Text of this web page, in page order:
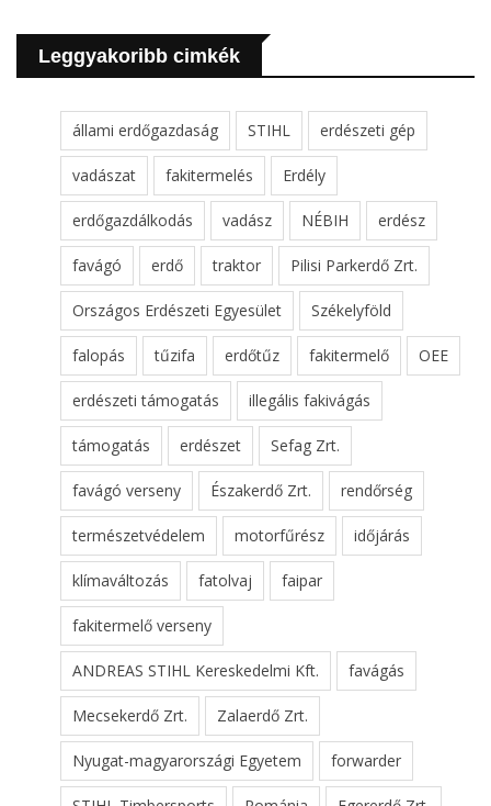
Leggyakoribb cimkék
állami erdőgazdaság STIHL erdészeti gép
vadászat fakitermelés Erdély
erdőgazdálkodás vadász NÉBIH erdész
favágó erdő traktor Pilisi Parkerdő Zrt.
Országos Erdészeti Egyesület Székelyföld
falopás tűzifa erdőtűz fakitermelő OEE
erdészeti támogatás illegális fakivágás
támogatás erdészet Sefag Zrt.
favágó verseny Északerdő Zrt. rendőrség
természetvédelem motorfűrész időjárás
klímaváltozás fatolvaj faipar
fakitermelő verseny
ANDREAS STIHL Kereskedelmi Kft. favágás
Mecsekerdő Zrt. Zalaerdő Zrt.
Nyugat-magyarországi Egyetem forwarder